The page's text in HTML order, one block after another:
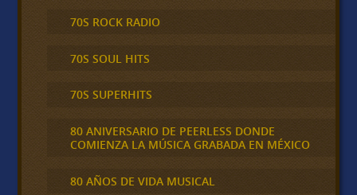
70S ROCK RADIO
70S SOUL HITS
70S SUPERHITS
80 ANIVERSARIO DE PEERLESS DONDE
COMIENZA LA MÚSICA GRABADA EN MÉXICO
80 AÑOS DE VIDA MUSICAL